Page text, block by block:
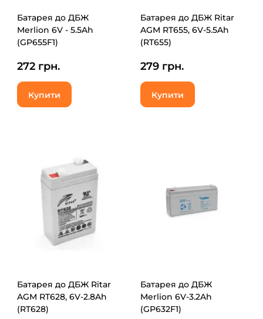
Батарея до ДБЖ
Merlion 6V - 5.5Ah
(GP655F1)
272 грн.
Купити
Батарея до ДБЖ Ritar
AGM RT655, 6V-5.5Ah
(RT655)
279 грн.
Купити
Батарея до ДБЖ Ritar
AGM RT628, 6V-2.8Ah
(RT628)
Батарея до ДБЖ
Merlion 6V-3.2Ah
(GP632F1)